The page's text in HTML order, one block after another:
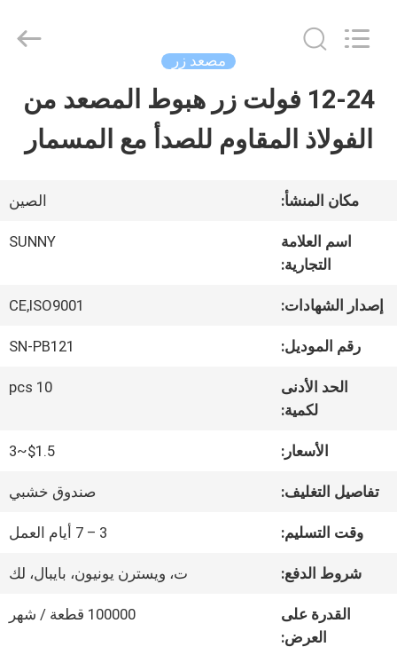
بيت
أشرطة
معلومات
في
المعمل
مراقبة
الجودة
SUNNY
Rights
مصعد زر
12-24 فولت زر هبوط المصعد من
الفولاذ المقاوم للصدأ مع المسمار
مكان المنشأ: الصين
اسم العلامة
التجارية:
SUNNY
إصدار الشهادات: CE,ISO9001
رقم الموديل: SN-PB121
الحد الأدنى
لكمية:
10 pcs
الأسعار: $1.5~3
تفاصيل التغليف: صندوق خشبي
وقت التسليم: 3 – 7 أيام العمل
شروط الدفع: ت، ويسترن يونيون، بايبال، لك
القدرة على
العرض:
100000 قطعة / شهر